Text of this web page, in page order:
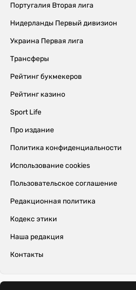
Португалия Вторая лига
Нидерланды Первый дивизион
Украина Первая лига
Трансферы
Рейтинг букмекеров
Рейтинг казино
Sport Life
Про издание
Политика конфиденциальности
Использование cookies
Пользовательское соглашение
Редакционная политика
Кодекс этики
Наша редакция
Контакты